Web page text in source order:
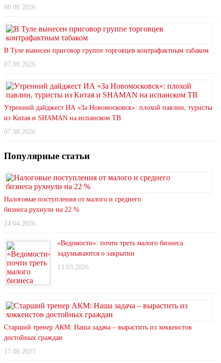
08.08.2026
В Туле вынесен приговор группе торговцев контрафактным табаком
07.08.2026
Утренний дайджест ИА «За Новомосковск»: плохой павлин, туристы
из Китая и SHAMAN на испанском ТВ
07.08.2026
Популярные статьи
Налоговые поступления от малого и среднего
бизнеса рухнули на 22 %
24.04.2026
«Ведомости»: почти треть малого бизнеса
задумываются о закрытии
13.03.2026
Старший тренер АКМ: Наша задача – вырастить из хоккеистов
достойных граждан
17.08.2025